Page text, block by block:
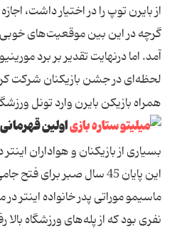
از بایرن توپ را در اختیار داشت،
گرچه در این بین موقعیت‌های خوبی
آمد. اما درنهایت تقدیر بر برد
لحظه‌ای در جشن بازیکنان شرکت
همراه بازیکن بایرن وارد تونل
اولین قهرمانی
بسیاری از بازیکنان و هواداران
این پایان 45 سال صبر برای
ماسیمو موراتی پدر خانواده اینتر
نفری بود که از پله‌های ورزشگاه